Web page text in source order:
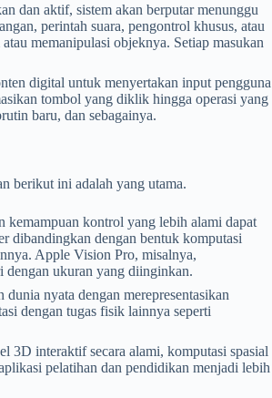
dan aktif, sistem akan berputar menunggu
perintah suara, pengontrol khusus, atau
memanipulasi objeknya. Setiap masukan
digital untuk menyertakan input pengguna
tombol yang diklik hingga operasi yang
baru, dan sebagainya.
berikut ini adalah yang utama.
kemampuan kontrol yang lebih alami dapat
dibandingkan dengan bentuk komputasi
Apple Vision Pro, misalnya,
dengan ukuran yang diinginkan.
nyata dengan merepresentasikan
dengan tugas fisik lainnya seperti
3D interaktif secara alami, komputasi spasial
pelatihan dan pendidikan menjadi lebih